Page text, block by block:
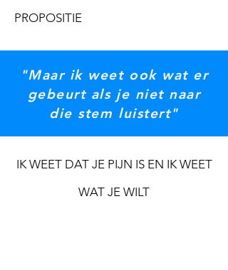
PROPOSITIE
​​"Maar ik weet ook wat er
gebeurt als je niet naar
die stem luistert"
IK WEET DAT JE PIJN IS EN IK WEET
WAT JE WILT